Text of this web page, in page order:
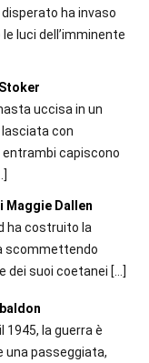
disperato ha invaso
luci dell’imminente
uccisa in un
lasciata con
entrambi capiscono
Maggie Dallen
ha costruito la
scommettendo
dei suoi coetanei […]
1945, la guerra è
una passeggiata,